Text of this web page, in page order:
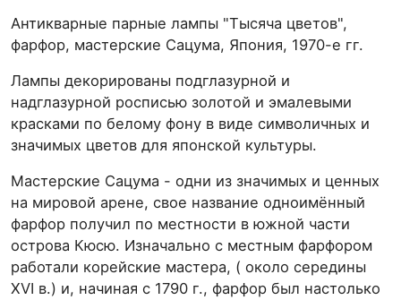
Антикварные парные лампы "Тысяча цветов",
фарфор, мастерские Сацума, Япония, 1970-е гг.
Лампы декорированы подглазурной и
надглазурной росписью золотой и эмалевыми
красками по белому фону в виде символичных и
значимых цветов для японской культуры.
Мастерские Сацума - одни из значимых и ценных
на мировой арене, свое название одноимённый
фарфор получил по местности в южной части
острова Кюсю. Изначально с местным фарфором
работали корейские мастера, ( около середины
XVI в.) и, начиная с 1790 г., фарфор был настолько